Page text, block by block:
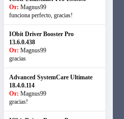
От: Magnus99
funciona perfecto, gracias!
IObit Driver Booster Pro
13.6.0.438
От: Magnus99
gracias
Advanced SystemCare Ultimate
18.4.0.114
От: Magnus99
gracias!